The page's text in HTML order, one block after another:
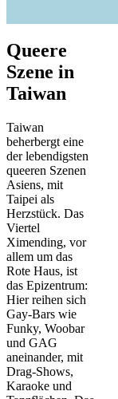
Queere
Szene in
Taiwan
Taiwan
beherbergt eine
der lebendigsten
queeren Szenen
Asiens, mit
Taipei als
Herzstück. Das
Viertel
Ximending, vor
allem um das
Rote Haus, ist
das Epizentrum:
Hier reihen sich
Gay-Bars wie
Funky, Woobar
und GAG
aneinander, mit
Drag-Shows,
Karaoke und